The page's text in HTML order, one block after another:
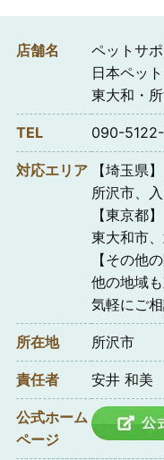
店舗名
ペットサ
日本ペッ
東大和・
TEL 090-5122-
対応エリア
【埼玉県】
所沢市、
【東京都】
東大和市
【その他
他の地域
気軽にご相
所在地 所沢市
責任者 安井 和美
公式ホーム
ページ